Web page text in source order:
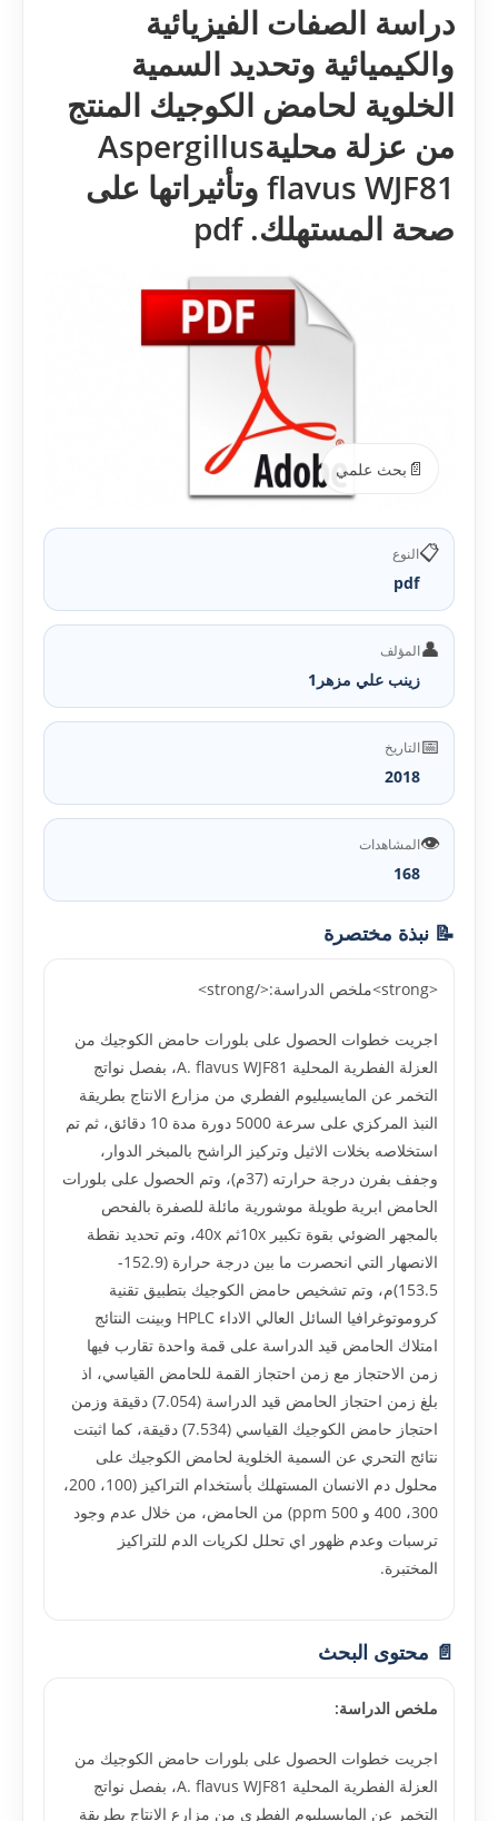
دراسة الصفات الفيزيائية
والكيميائية وتحديد السمية
الخلوية لحامض الكوجيك المنتج
من عزلة محليةAspergillus
flavus WJF81 وتأثيراتها على
صحة المستهلك. pdf
📄 بحث علمي
📋النوع
pdf
👤المؤلف
زينب علي مزهر1
📅التاريخ
2018
👁️المشاهدات
168
📝 نبذة مختصرة
<strong>ملخص الدراسة:</strong>
اجريت خطوات الحصول على بلورات حامض الكوجيك من
العزلة الفطرية المحلية A. flavus WJF81، بفصل نواتج
التخمر عن المايسيليوم الفطري من مزارع الانتاج بطريقة
النبذ المركزي على سرعة 5000 دورة مدة 10 دقائق، ثم تم
استخلاصه بخلات الاثيل وتركيز الراشح بالمبخر الدوار،
وجفف بفرن درجة حرارته (37م)، وتم الحصول على بلورات
الحامض ابرية طويلة موشورية مائلة للصفرة بالفحص
بالمجهر الضوئي بقوة تكبير 10xثم 40x، وتم تحديد نقطة
الانصهار التي انحصرت ما بين درجة حرارة (152.9-
153.5)م، وتم تشخيص حامض الكوجيك بتطبيق تقنية
كروموتوغرافيا السائل العالي الاداء HPLC وبينت النتائج
امتلاك الحامض قيد الدراسة على قمة واحدة تقارب فيها
زمن الاحتجاز مع زمن احتجاز القمة للحامض القياسي، اذ
بلغ زمن احتجاز الحامض قيد الدراسة (7.054) دقيقة وزمن
احتجاز حامض الكوجيك القياسي (7.534) دقيقة، كما اثبتت
نتائج التحري عن السمية الخلوية لحامض الكوجيك على
محلول دم الانسان المستهلك بأستخدام التراكيز (100، 200،
300، 400 و 500 ppm) من الحامض، من خلال عدم وجود
ترسبات وعدم ظهور اي تحلل لكريات الدم للتراكيز
المختبرة.
📄 محتوى البحث
ملخص الدراسة:
اجريت خطوات الحصول على بلورات حامض الكوجيك من
العزلة الفطرية المحلية A. flavus WJF81، بفصل نواتج
التخمر عن المايسيليوم الفطري من مزارع الانتاج بطريقة